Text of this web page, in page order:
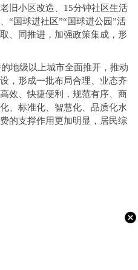
旧小区改造、15分钟社区生活
“国球进社区”“国球进公园”活
、同推进，加强政策集成，形
地级以上城市全面推开，推动
，形成一批布局合理、业态齐
效、快捷便利，规范有序、商
、标准化、智慧化、品质化水
的支撑作用更加明显，居民综